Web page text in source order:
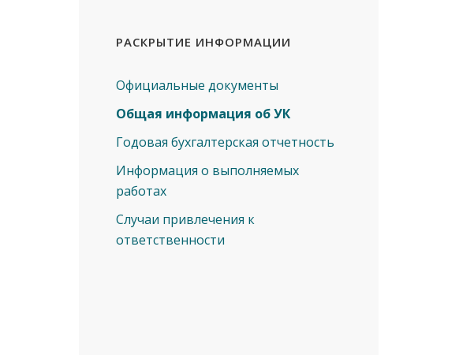
РАСКРЫТИЕ ИНФОРМАЦИИ
Официальные документы
Общая информация об УК
Годовая бухгалтерская отчетность
Информация о выполняемых
работах
Cлучаи привлечения к
ответственности